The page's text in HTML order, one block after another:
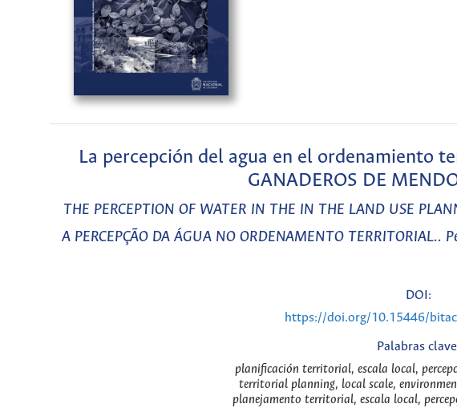
La percepción del agua en el ordenamiento
GANADEROS DE
THE PERCEPTION OF WATER IN THE IN THE LAND USE
A PERCEPÇÃO DA ÁGUA NO ORDENAMENTO
DOI:
https://doi.org/10.15446/
Palabras
planificación territorial, escala local,
territorial planning, local scale,
planejamento territorial, escala local,